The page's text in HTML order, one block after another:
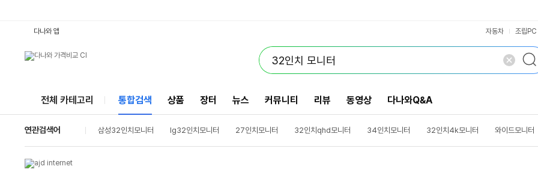
다나와 앱 자동차 조립PC
전체 카테고리 통합검색 상품 장터 뉴스 커뮤니티 리뷰 동영상 다나와Q&A
연관검색어 삼성32인치모니터 lg32인치모니터 27인치모니터 32인치qhd모니터 34인치모니터 32인치4k모니터 와이드모니터
lg모니터
4k모니터 24인치모니터 게이밍모니터 삼성모니터 커브드모니터 lg32인치4k모니터
삼성27인치모니터